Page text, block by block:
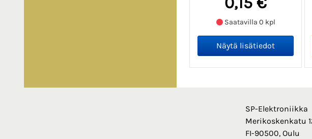
Saatavilla 0 kpl
SP-Elektroniikka
Merikoskenkatu
FI-90500, Oulu